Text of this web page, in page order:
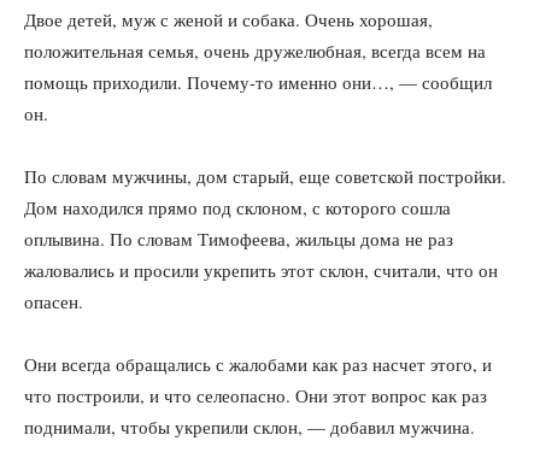
Двое детей, муж с женой и собака. Очень хорошая,
положительная семья, очень дружелюбная, всегда всем на
помощь приходили. Почему-то именно они…, — сообщил
он.
По словам мужчины, дом старый, еще советской постройки.
Дом находился прямо под склоном, с которого сошла
оплывина. По словам Тимофеева, жильцы дома не раз
жаловались и просили укрепить этот склон, считали, что он
опасен.
Они всегда обращались с жалобами как раз насчет этого, и
что построили, и что селеопасно. Они этот вопрос как раз
поднимали, чтобы укрепили склон, — добавил мужчина.